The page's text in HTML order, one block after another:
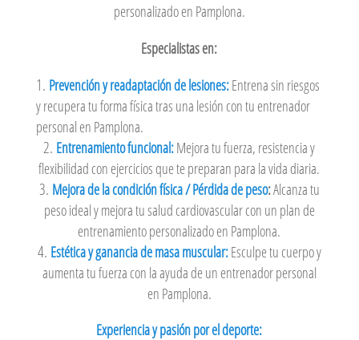
personalizado en Pamplona.
Especialistas en:
Prevención y readaptación de lesiones:Entrena sin riesgos
y recupera tu forma física tras una lesión con tu entrenador
personal en Pamplona.
Entrenamiento funcional:Mejora tu fuerza, resistencia y
flexibilidad con ejercicios que te preparan para la vida diaria.
Mejora de la condición física / Pérdida de peso:Alcanza tu
peso ideal y mejora tu salud cardiovascular con un plan de
entrenamiento personalizado en Pamplona.
Estética y ganancia de masa muscular:Esculpe tu cuerpo y
aumenta tu fuerza con la ayuda de un entrenador personal
en Pamplona.
Experiencia y pasión por el deporte: